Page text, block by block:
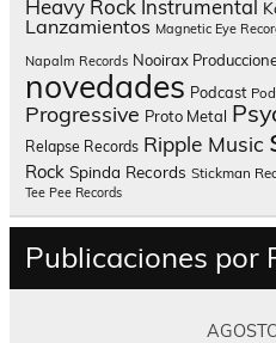
Heavy Rock Instrumental
Lanzamientos Magnetic Eye
Napalm Records Nooirax
novedades Podcast
Progressive Proto Metal
Relapse Records Ripple Music
Rock Spinda Records Stickman
Tee Pee Records
Publicaciones por